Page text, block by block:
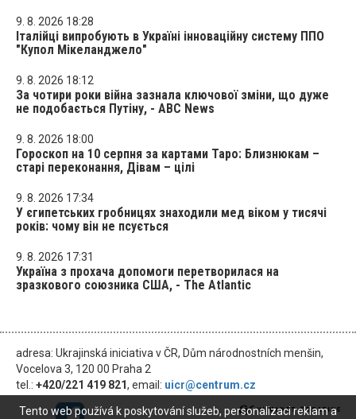
9. 8. 2026 18:28
Італійці випробують в Україні інноваційну систему ППО
"Купол Мікеланджело"
9. 8. 2026 18:12
За чотири роки війна зазнала ключової зміни, що дуже
не подобається Путіну, - ABC News
9. 8. 2026 18:00
Гороскоп на 10 серпня за картами Таро: Близнюкам –
старі переконання, Дівам – цілі
9. 8. 2026 17:34
У єгипетських гробницях знаходили мед віком у тисячі
років: чому він не псується
9. 8. 2026 17:31
Україна з прохача допомоги перетворилася на
зразкового союзника США, - The Atlantic
adresa: Ukrajinská iniciativa v ČR, Dům národnostních menšin,
Vocelova 3, 120 00 Praha 2
tel.: +420/221 419 821, email: uicr@centrum.cz
Tento web používá k poskytování služeb, personalizaci reklam a